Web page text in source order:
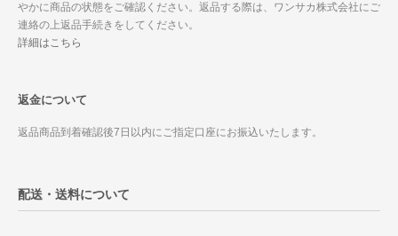
やかに商品の状態をご確認ください。返品する際は、ワンサカ株式会社にご
連絡の上返品手続きをしてください。
詳細はこちら
返金について
返品商品到着確認後7日以内にご指定口座にお振込いたします。
配送・送料について